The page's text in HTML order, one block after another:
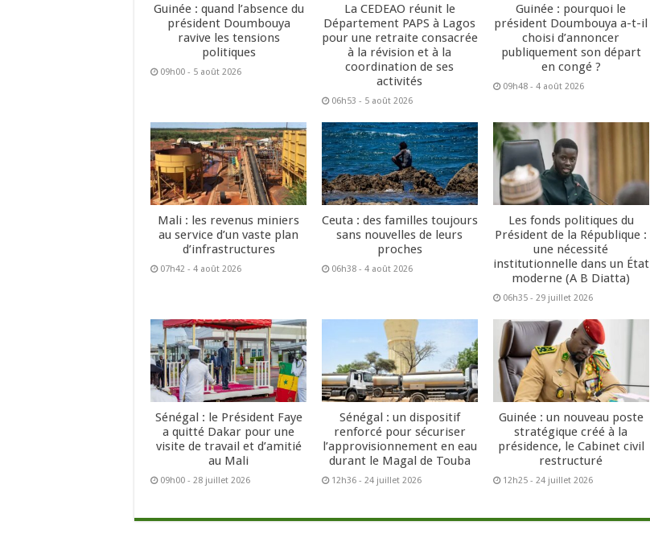
Guinée : quand l’absence du
président Doumbouya
ravive les tensions
politiques
09h00 - 5 août 2026
La CEDEAO réunit le
Département PAPS à Lagos
pour une retraite consacrée
à la révision et à la
coordination de ses
activités
06h53 - 5 août 2026
Guinée : pourquoi le
président Doumbouya a-t-il
choisi d’annoncer
publiquement son départ
en congé ?
09h48 - 4 août 2026
Mali : les revenus miniers
au service d’un vaste plan
d’infrastructures
07h42 - 4 août 2026
Ceuta : des familles toujours
sans nouvelles de leurs
proches
06h38 - 4 août 2026
Les fonds politiques du
Président de la République :
une nécessité
institutionnelle dans un État
moderne (A B Diatta)
06h35 - 29 juillet 2026
Sénégal : le Président Faye
a quitté Dakar pour une
visite de travail et d’amitié
au Mali
09h00 - 28 juillet 2026
Sénégal : un dispositif
renforcé pour sécuriser
l’approvisionnement en eau
durant le Magal de Touba
12h36 - 24 juillet 2026
Guinée : un nouveau poste
stratégique créé à la
présidence, le Cabinet civil
restructuré
12h25 - 24 juillet 2026